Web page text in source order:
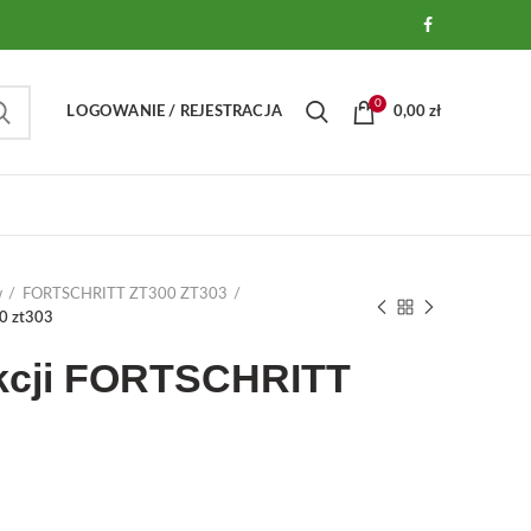
LOGOWANIE / REJESTRACJA
0
0,00 zł
FORTSCHRITT ZT300 ZT303
zt303
FORTSCHRITT